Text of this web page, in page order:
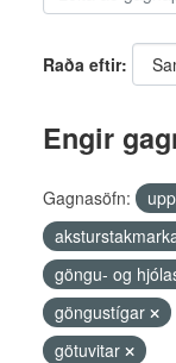
Raða eftir
Engir
Gagnasöfn:
göngu- og
göngustígar
götuvitar